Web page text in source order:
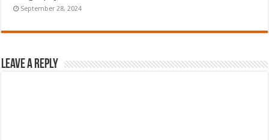
September 28, 2024
Leave a Reply